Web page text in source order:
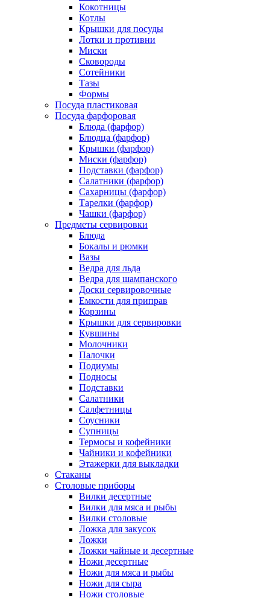
Кокотницы
Котлы
Крышки для посуды
Лотки и противни
Миски
Сковороды
Сотейники
Тазы
Формы
Посуда пластиковая
Посуда фарфоровая
Блюда (фарфор)
Блюдца (фарфор)
Крышки (фарфор)
Миски (фарфор)
Подставки (фарфор)
Салатники (фарфор)
Сахарницы (фарфор)
Тарелки (фарфор)
Чашки (фарфор)
Предметы сервировки
Блюда
Бокалы и рюмки
Вазы
Ведра для льда
Ведра для шампанского
Доски сервировочные
Емкости для приправ
Корзины
Крышки для сервировки
Кувшины
Молочники
Палочки
Подиумы
Подносы
Подставки
Салатники
Салфетницы
Соусники
Супницы
Термосы и кофейники
Чайники и кофейники
Этажерки для выкладки
Стаканы
Столовые приборы
Вилки десертные
Вилки для мяса и рыбы
Вилки столовые
Ложка для закусок
Ложки
Ложки чайные и десертные
Ножи десертные
Ножи для мяса и рыбы
Ножи для сыра
Ножи столовые